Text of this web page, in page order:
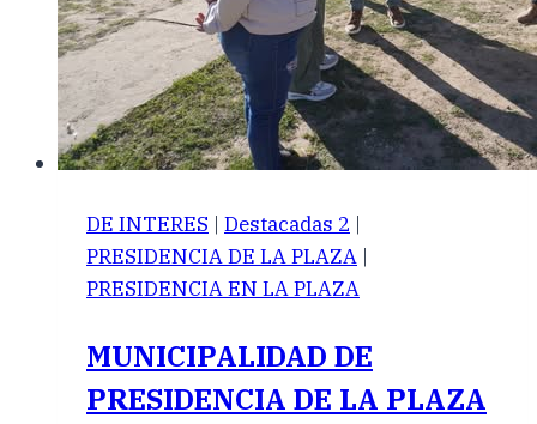
DE INTERES | Destacadas 2 |
PRESIDENCIA DE LA PLAZA |
PRESIDENCIA EN LA PLAZA
MUNICIPALIDAD DE
PRESIDENCIA DE LA PLAZA